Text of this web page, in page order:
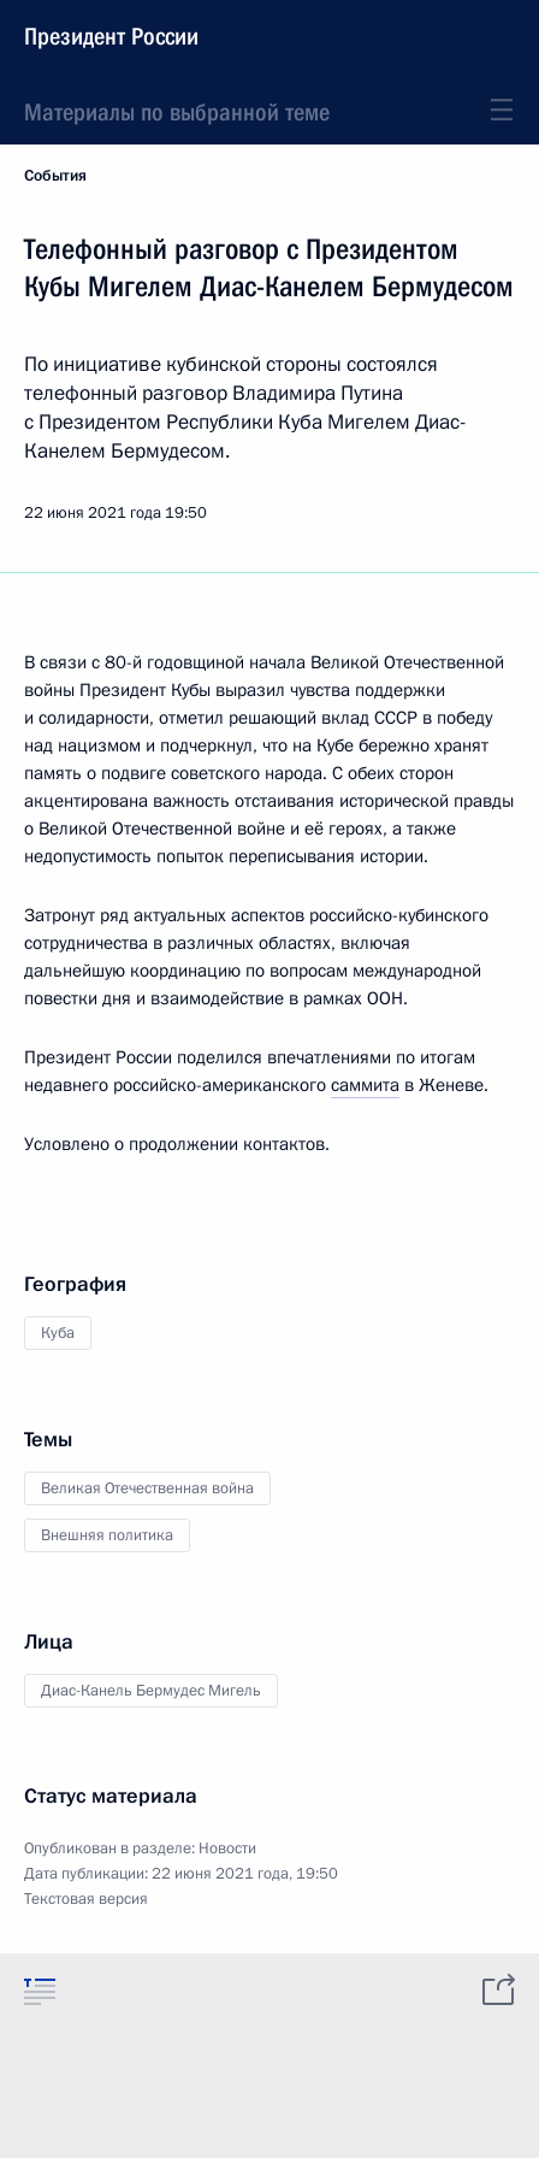
Президент России
Материалы по выбранной теме
События
Телефонный разговор с Президентом
Кубы Мигелем Диас-Канелем Бермудесом
По инициативе кубинской стороны состоялся
телефонный разговор Владимира Путина
с Президентом Республики Куба Мигелем Диас-
Канелем Бермудесом.
22 июня 2021 года 19:50
В связи с 80-й годовщиной начала Великой Отечественной
войны Президент Кубы выразил чувства поддержки
и солидарности, отметил решающий вклад СССР в победу
над нацизмом и подчеркнул, что на Кубе бережно хранят
память о подвиге советского народа. С обеих сторон
акцентирована важность отстаивания исторической правды
о Великой Отечественной войне и её героях, а также
недопустимость попыток переписывания истории.
Затронут ряд актуальных аспектов российско-кубинского
сотрудничества в различных областях, включая
дальнейшую координацию по вопросам международной
повестки дня и взаимодействие в рамках ООН.
Президент России поделился впечатлениями по итогам
недавнего российско-американского саммита в Женеве.
Условлено о продолжении контактов.
География
Куба
Темы
Великая Отечественная война
Внешняя политика
Лица
Диас-Канель Бермудес Мигель
Статус материала
Опубликован в разделе: Новости
Дата публикации:22 июня 2021 года, 19:50
Текстовая версия